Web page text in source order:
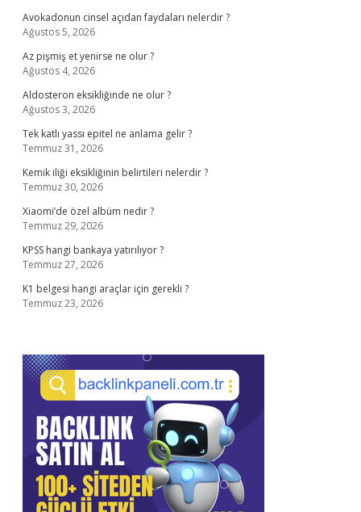
Avokadonun cinsel açıdan faydaları nelerdir ?
Ağustos 5, 2026
Az pişmiş et yenirse ne olur ?
Ağustos 4, 2026
Aldosteron eksikliğinde ne olur ?
Ağustos 3, 2026
Tek katlı yassı epitel ne anlama gelir ?
Temmuz 31, 2026
Kemik iliği eksikliğinin belirtileri nelerdir ?
Temmuz 30, 2026
Xiaomi’de özel albüm nedir ?
Temmuz 29, 2026
KPSS hangi bankaya yatırılıyor ?
Temmuz 27, 2026
K1 belgesi hangi araçlar için gerekli ?
Temmuz 23, 2026